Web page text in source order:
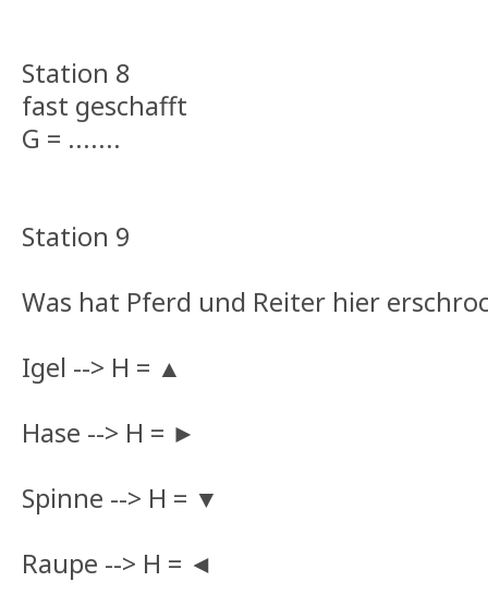
Station 8
fast geschafft
G = .......
Station 9
Was hat Pferd und Reiter hier
Igel --> H = ▲
Hase --> H = ►
Spinne --> H = ▼
Raupe --> H = ◄